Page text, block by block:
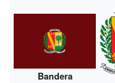
Bandera